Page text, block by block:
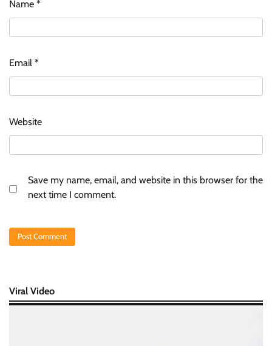
Name *
Email *
Website
Save my name, email, and website in this browser for the
next time I comment.
Viral Video